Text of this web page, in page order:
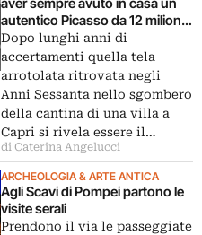
autentico Picasso da 12 milioni
di euro
Dopo lunghi anni di
accertamenti quella tela
arrotolata ritrovata negli
Anni Sessanta nello sgombero
della cantina di una villa a
Capri si rivela essere il…
di Caterina Angelucci
ARCHEOLOGIA & ARTE ANTICA
Agli Scavi di Pompei partono le
visite serali
Prendono il via le passeggiate